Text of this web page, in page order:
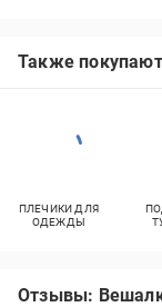
Также
ПЛЕЧИКИ ДЛЯ
ОДЕЖДЫ
Отзывы: